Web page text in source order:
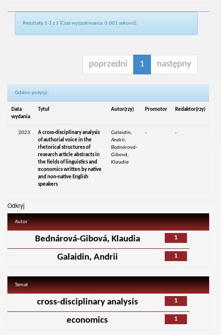
Rezultaty 1-1 z 1 (Czas wyszukiwania: 0.001 sekund).
poprzedni 1 następny
Odsłon pozycji:
Data
wydania
Tytuł Autor(rzy) Promotor Redaktor(rzy)
2023
A cross-disciplinary analysis
of authorial voice in the
rhetorical structures of
research article abstracts in
the fields of linguistics and
economics written by native
and non-native English
speakers
Galaidin,
Andrii;
Bednárová-
Gibová,
Klaudia
- -
Odkryj
Autor
1
Bednárová-Gibová, Klaudia
1
Galaidin, Andrii
Temat
1
cross-disciplinary analysis
1
economics